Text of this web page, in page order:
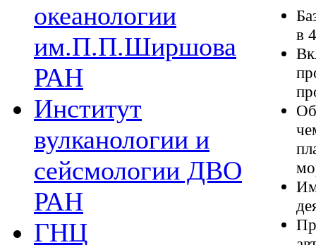
океанологии
им.П.П.Ширшова
РАН
Институт
вулканологии и
сейсмологии ДВО
РАН
ГНЦ
в